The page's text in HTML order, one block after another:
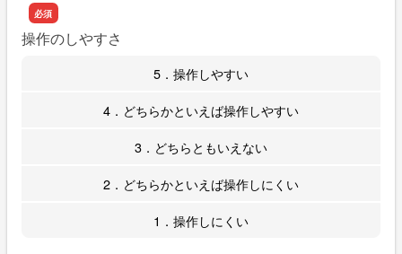
操作のしやすさ
5．操作しやすい
4．どちらかといえば操作しやすい
3．どちらともいえない
2．どちらかといえば操作しにくい
1．操作しにくい